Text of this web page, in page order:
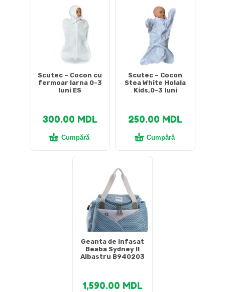
Scutec – Cocon cu
fermoar Iarna 0-3
luni ES
300.00 MDL
Cumpără
Scutec – Cocon
Stea White Holala
Kids,0-3 luni
250.00 MDL
Cumpără
Geanta de infasat
Beaba Sydney II
Albastru B940203
1,590.00 MDL